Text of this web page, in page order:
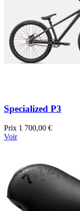
Specialized P3
Prix 1 700,00 €
Voir